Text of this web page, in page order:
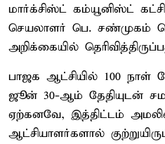
மார்க்சிஸ்ட் கம்யூனிஸ்ட்
செயலாளர் பெ. சண்முகம்
அறிக்கையில்
பாஜக ஆட்சியில் 100 நாள்
ஜூன் 30-ஆம் தேதியுடன்
ஏற்கனவே, இத்திட்டம்
ஆட்சியாளர்களால்